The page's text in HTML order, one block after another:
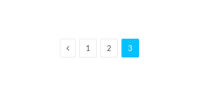
Anterior
1 2 3